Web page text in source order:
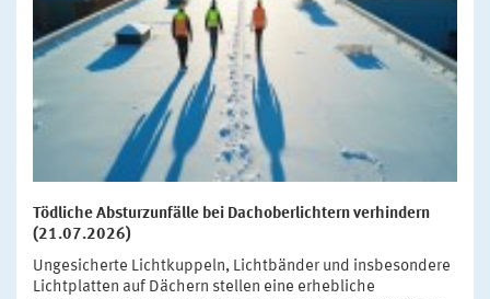
Tödliche Absturzunfälle bei Dachoberlichtern verhindern
(21.07.2026)
Ungesicherte Lichtkuppeln, Lichtbänder und insbesondere
Lichtplatten auf Dächern stellen eine erhebliche